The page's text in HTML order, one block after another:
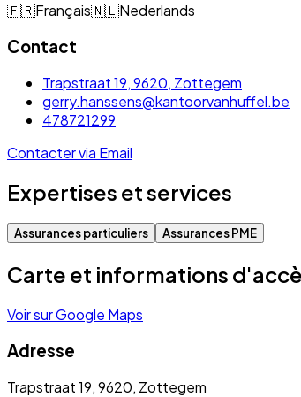
🇫🇷Français🇳🇱Nederlands
Contact
Trapstraat 19, 9620, Zottegem
gerry.hanssens@kantoorvanhuffel.be
478721299
Contacter via Email
Expertises et services
Assurances particuliers Assurances PME
Carte et informations
Voir sur Google Maps
Adresse
Trapstraat 19, 9620, Zottegem